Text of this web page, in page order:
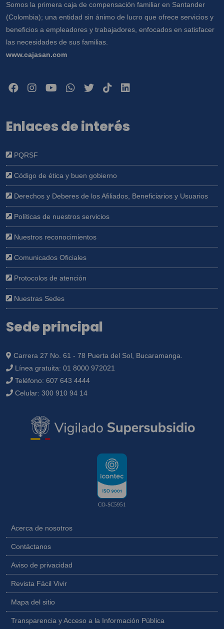
Somos la primera caja de compensación familiar en Santander
(Colombia); una entidad sin ánimo de lucro que ofrece servicios y
beneficios a empleadores y trabajadores, enfocados en satisfacer
las necesidades de sus familias.
www.cajasan.com
Enlaces de interés
PQRSF
Código de ética y buen gobierno
Derechos y Deberes de los Afiliados, Beneficiarios y Usuarios
Políticas de nuestros servicios
Nuestros reconocimientos
Comunicados Oficiales
Protocolos de atención
Nuestras Sedes
Sede principal
Carrera 27 No. 61 - 78 Puerta del Sol, Bucaramanga.
Línea gratuita: 01 8000 972021
Teléfono: 607 643 4444
Celular: 300 910 94 14
CO-SC5951
Acerca de nosotros
Contáctanos
Aviso de privacidad
Revista Fácil Vivir
Mapa del sitio
Transparencia y Acceso a la Información Pública